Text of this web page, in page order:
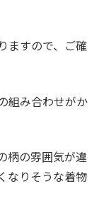
ますので、ご確
組み合わせがか
柄の雰囲気が違
なりそうな着物